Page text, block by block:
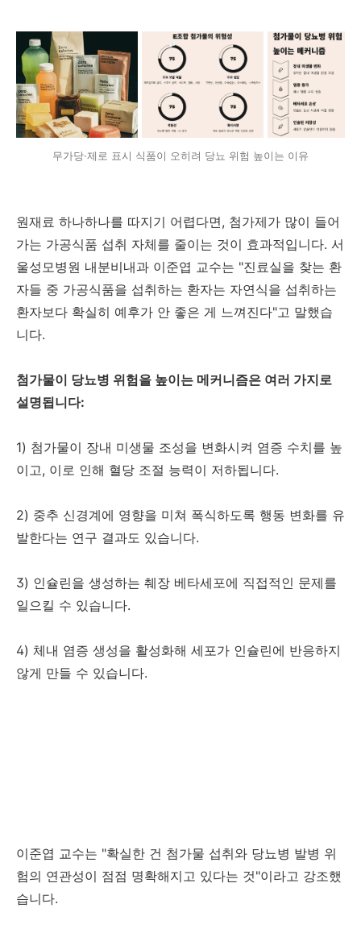
무가당·제로 표시 식품이 오히려 당뇨 위험 높이는 이유
원재료 하나하나를 따지기 어렵다면, 첨가제가 많이 들어
가는 가공식품 섭취 자체를 줄이는 것이 효과적입니다. 서
울성모병원 내분비내과 이준엽 교수는 "진료실을 찾는 환
자들 중 가공식품을 섭취하는 환자는 자연식을 섭취하는
환자보다 확실히 예후가 안 좋은 게 느껴진다"고 말했습
니다.
첨가물이 당뇨병 위험을 높이는 메커니즘은 여러 가지로
설명됩니다:
1) 첨가물이 장내 미생물 조성을 변화시켜 염증 수치를 높
이고, 이로 인해 혈당 조절 능력이 저하됩니다.
2) 중추 신경계에 영향을 미쳐 폭식하도록 행동 변화를 유
발한다는 연구 결과도 있습니다.
3) 인슐린을 생성하는 췌장 베타세포에 직접적인 문제를
일으킬 수 있습니다.
4) 체내 염증 생성을 활성화해 세포가 인슐린에 반응하지
않게 만들 수 있습니다.
이준엽 교수는 "확실한 건 첨가물 섭취와 당뇨병 발병 위
험의 연관성이 점점 명확해지고 있다는 것"이라고 강조했
습니다.